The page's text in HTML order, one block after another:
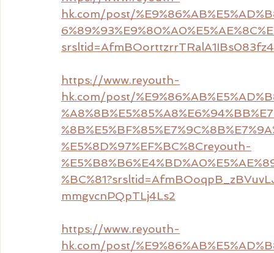
hk.com/post/
https://www.reyouth-
hk.com/post/
%E5%8D%97%EF%BC%8Creyouth-
mmgvcnPQpTLj4Ls2
https://www.reyouth-
hk.com/post/